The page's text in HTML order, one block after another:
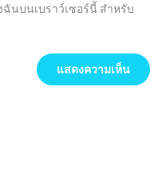
นบนเบราว์เซอร์นี้ สำหรับ